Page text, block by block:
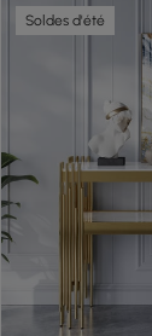
Soldes d'été